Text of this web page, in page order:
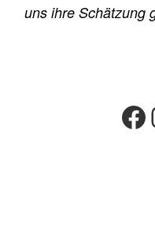
uns ihre Schätzung